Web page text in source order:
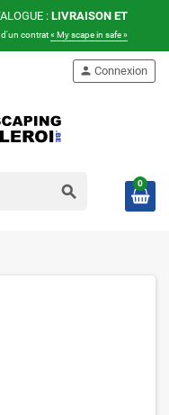
: LIVRAISON ET
d'un contrat« My scape in safe »
search
person Connexion
0